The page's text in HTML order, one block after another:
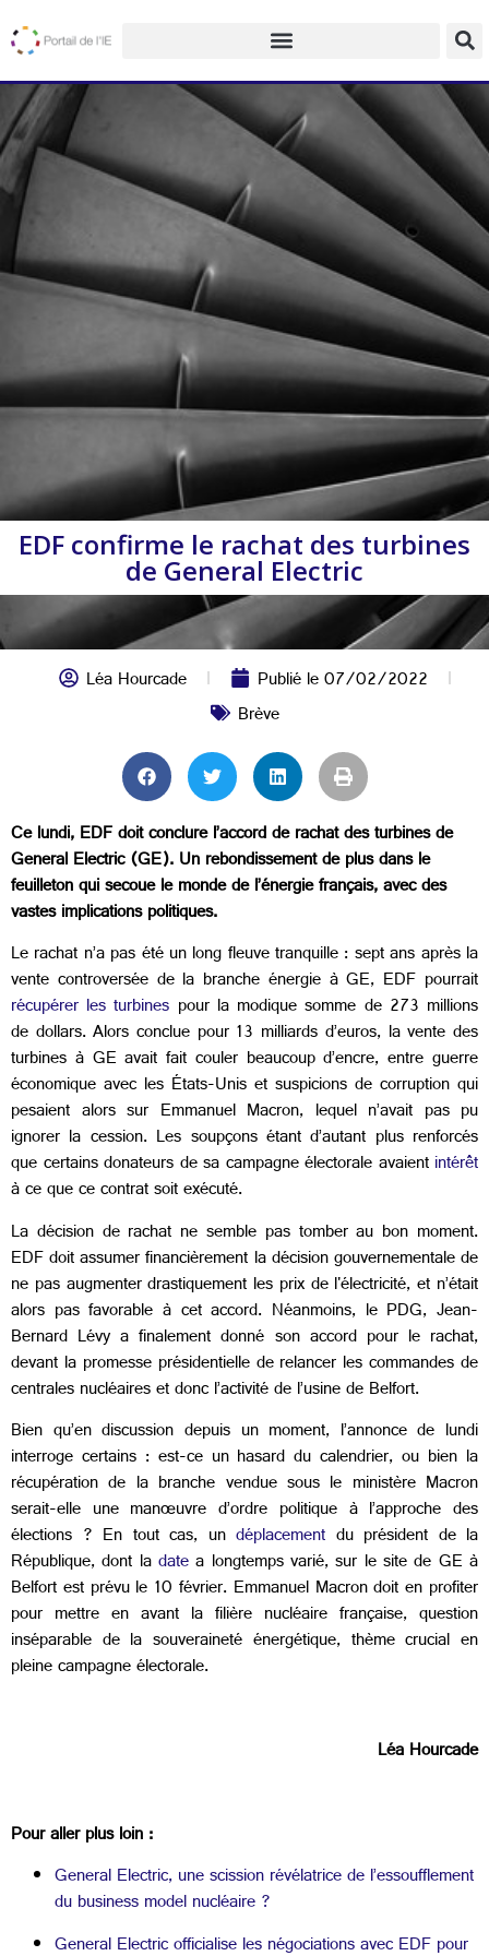
EDF confirme le rachat des turbines
de General Electric
Léa Hourcade Publié le07/02/2022
Brève
Ce lundi, EDF doit conclure l’accord de rachat des turbines de
General Electric (GE). Un rebondissement de plus dans le
feuilleton qui secoue le monde de l’énergie français, avec des
vastes implications politiques.
Le rachat n’a pas été un long fleuve tranquille : sept ans après la
vente controversée de la branche énergie à GE, EDF pourrait
récupérer les turbines pour la modique somme de 273 millions
de dollars. Alors conclue pour 13 milliards d’euros, la vente des
turbines à GE avait fait couler beaucoup d’encre, entre guerre
économique avec les États-Unis et suspicions de corruption qui
pesaient alors sur Emmanuel Macron, lequel n’avait pas pu
ignorer la cession. Les soupçons étant d’autant plus renforcés
que certains donateurs de sa campagne électorale avaientintérêt
à ce que ce contrat soit exécuté.
La décision de rachat ne semble pas tomber au bon moment.
EDF doit assumer financièrement la décision gouvernementale de
ne pas augmenter drastiquement les prix de l'électricité, et n’était
alors pas favorable à cet accord. Néanmoins, le PDG, Jean-
Bernard Lévy a finalement donné son accord pour le rachat,
devant la promesse présidentielle de relancer les commandes de
centrales nucléaires et donc l’activité de l’usine de Belfort.
Bien qu’en discussion depuis un moment, l’annonce de lundi
interroge certains : est-ce un hasard du calendrier, ou bien la
récupération de la branche vendue sous le ministère Macron
serait-elle une manœuvre d’ordre politique à l’approche des
élections ? En tout cas, un déplacement du président de la
République, dont ladatea longtemps varié, sur le site de GE à
Belfort est prévu le 10 février. Emmanuel Macron doit en profiter
pour mettre en avant la filière nucléaire française, question
inséparable de la souveraineté énergétique, thème crucial en
pleine campagne électorale.
Léa Hourcade
Pour aller plus loin :
General Electric, une scission révélatrice de l’essoufflement
du business model nucléaire ?
General Electric officialise les négociations avec EDF pour